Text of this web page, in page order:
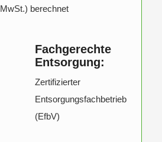
MwSt.) berechnet
Fachgerechte
Entsorgung:
Zertifizierter
Entsorgungsfachbetrieb
(EfbV)